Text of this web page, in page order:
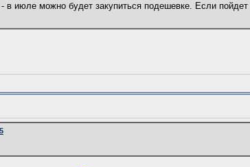
в июле можно будет закупиться подешевке. Если